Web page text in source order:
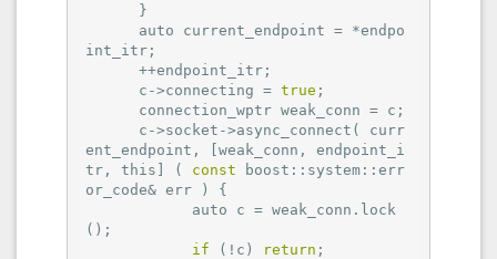
int_itr;
      c->connecting =
true ;
ent_endpoint, [weak_conn, endpoint_i
tr, this] ( const boost::system::err
or_code& err ) {
();
if (!c) return ;